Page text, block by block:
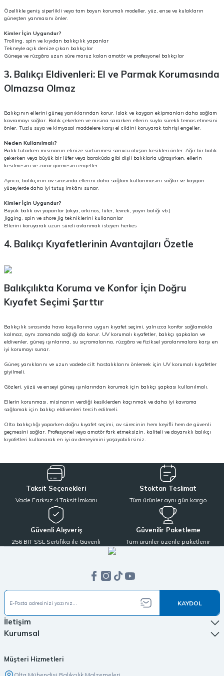
Özellikle geniş siperlikli veya tam boyun korumalı modeller, yüz, ense ve kulakların
güneşten yanmasını önler.
Kimler İçin Uygundur?
Trolling, spin ve kıyıdan balıkçılık yapanlar
Tekneyle açık denize çıkan balıkçılar
Güneşe ve rüzgâra uzun süre maruz kalan amatör ve profesyonel balıkçılar
3. Balıkçı Eldivenleri: El ve Parmak Korumasında
Olmazsa Olmaz
Balıkçının ellerini güneş yanıklarından korur. Islak ve kaygan ekipmanları daha sağlam
kavramayı sağlar. Balık çekerken ve misina sararken ellerin suyla sürekli temas etmesini
önler. Tuzlu suya ve kimyasal maddelere karşı el cildini koruyarak tahrişi engeller.
Neden Kullanılmalı?
Balık tutarken misinanın elinize sürtünmesi sonucu oluşan kesikleri önler. Ağır bir balık
çekerken veya büyük bir lüfer veya baraküda gibi dişli balıklarla uğraşırken, ellerin
kesilmesini ve zarar görmesini engeller.
Ayrıca, balıkçının av sırasında ellerini daha sağlam kullanmasını sağlar ve kaygan
yüzeylerde daha iyi tutuş imkânı sunar.
Kimler İçin Uygundur?
Büyük balık avı yapanlar (akya, orkinos, lüfer, levrek, yayın balığı vb.)
Jigging, spin ve shore jig tekniklerini kullananlar
Ellerini koruyarak uzun süreli avlanmak isteyen herkes
4. Balıkçı Kıyafetlerinin Avantajları Özetle
Balıkçılıkta Koruma ve Konfor İçin Doğru
Kıyafet Seçimi Şarttır
Balıkçılık sırasında hava koşullarına uygun kıyafet seçimi, yalnızca konfor sağlamakla
kalmaz, aynı zamanda sağlığı da korur. UV korumalı kıyafetler, balıkçı şapkaları ve
eldivenler, güneş ışınlarına, su sıçramalarına, rüzgâra ve fiziksel yaralanmalara karşı en
iyi korumayı sunar.
Güneş yanıklarını ve uzun vadede cilt hastalıklarını önlemek için UV korumalı kıyafetler
giyilmeli.
Gözleri, yüzü ve enseyi güneş ışınlarından korumak için balıkçı şapkası kullanılmalı.
Ellerin korunması, misinanın verdiği kesiklerden kaçınmak ve daha iyi kavrama
sağlamak için balıkçı eldivenleri tercih edilmeli.
Olta balıkçılığı yaparken doğru kıyafet seçimi, av sürecinin hem keyifli hem de güvenli
geçmesini sağlar. Profesyonel veya amatör fark etmeksizin, kaliteli ve dayanıklı balıkçı
kıyafetleri kullanarak en iyi av deneyimini yaşayabilirsiniz.
Taksit Seçenekleri
Vade Farksız 4 Taksit İmkanı
Stoktan Teslimat
Tüm ürünler aynı gün kargo
Güvenli Alışveriş
256 BIT SSL Sertifika ile Güvenli
Güvenilir Paketleme
Tüm ürünler özenle paketlenir
KAYDOL
İletişim
Kurumsal
Müşteri Hizmetleri